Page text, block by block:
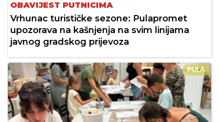
OBAVIJEST PUTNICIMA
Vrhunac turističke sezone: Pulapromet
upozorava na kašnjenja na svim linijama
javnog gradskog prijevoza
PULA